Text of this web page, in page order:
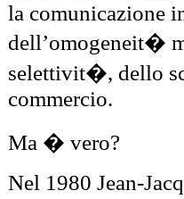
la comunicazione
dell’omogeneit�
selettivit�, dello
commercio.
Ma � vero?
Nel 1980 Jean-